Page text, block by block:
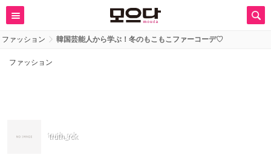
ファッション 韓国芸能人から学ぶ！冬のもこもこファーコーデ♡
ファッション
truth_rok